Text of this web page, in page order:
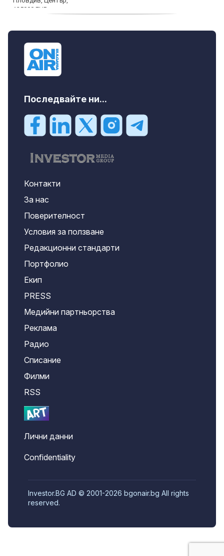
Последвайте ни...
Контакти
За нас
Поверителност
Условия за ползване
Редакционни стандарти
Портфолио
Екип
PRESS
Медийни партньорства
Реклама
Радио
Списание
Филми
RSS
Лични данни
Confidentiality
Investor.BG AD © 2001-2026 bgonair.bg All rights
reserved.